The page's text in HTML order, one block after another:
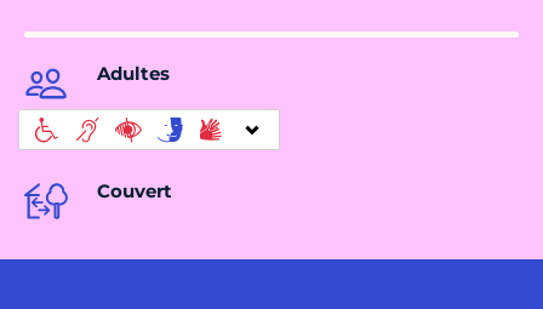
Adultes
Couvert